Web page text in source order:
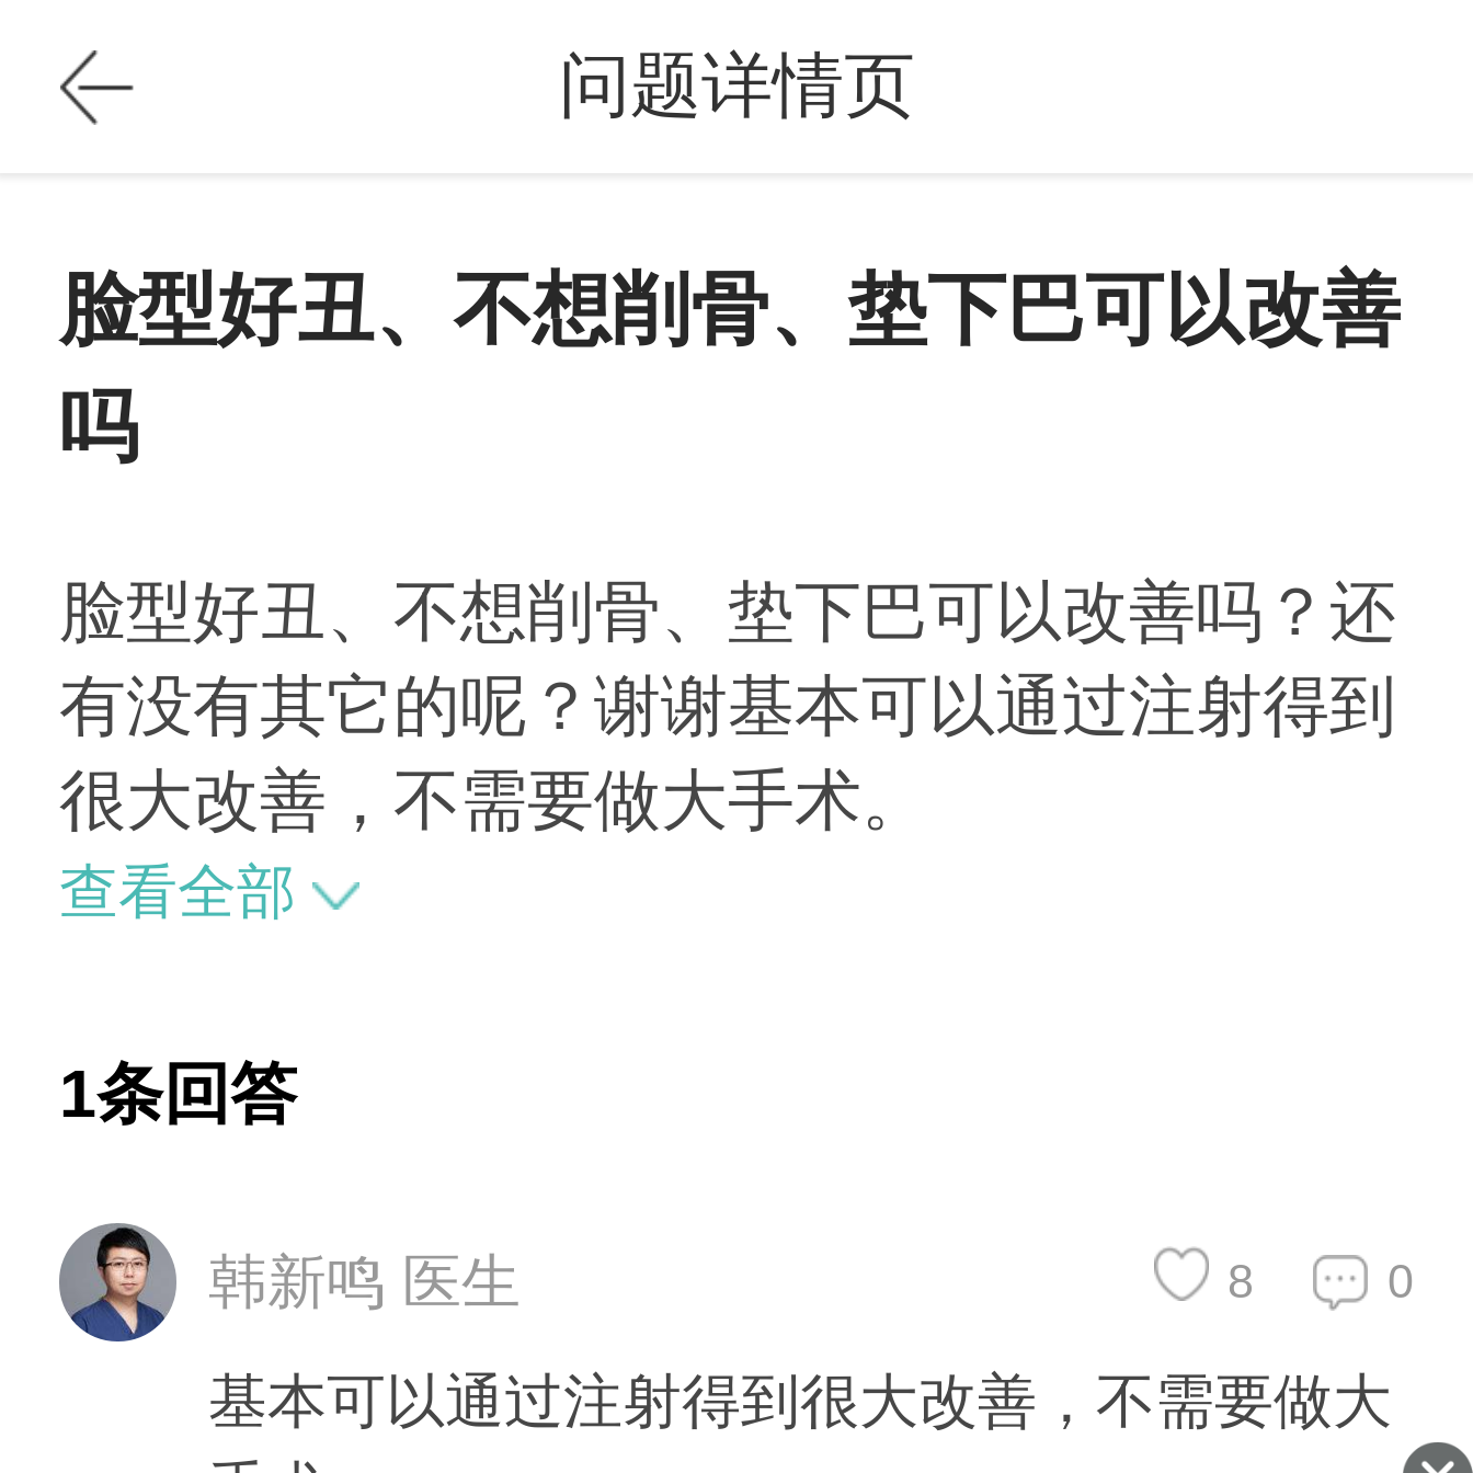
问题详情页
脸型好丑、不想削骨、垫下巴可以改善
吗
脸型好丑、不想削骨、垫下巴可以改善吗？还
有没有其它的呢？谢谢基本可以通过注射得到
很大改善，不需要做大手术。
查看全部
1条回答
韩新鸣 医生 0
8
基本可以通过注射得到很大改善，不需要做大